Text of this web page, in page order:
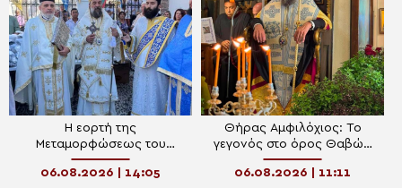
Η εορτή της
Μεταμορφώσεως του
Σωτήρος στη Σαντορίνη
06.08.2026 | 14:05
Θήρας Αμφιλόχιος: Το
γεγονός στο όρος Θαβώρ
αποτελεί αλλά μία
πρόσκληση προς κάθε
06.08.2026 | 11:11